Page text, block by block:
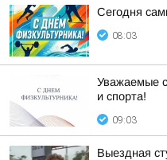
Сегодня
08:03
Уважаемые
и спорта!
09:03
Выездная